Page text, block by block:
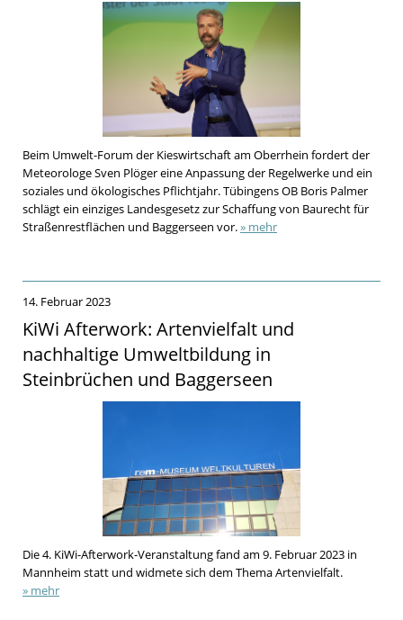
Beim Umwelt-Forum der Kieswirtschaft am Oberrhein fordert der
Meteorologe Sven Plöger eine Anpassung der Regelwerke und ein
soziales und ökologisches Pflichtjahr. Tübingens OB Boris Palmer
schlägt ein einziges Landesgesetz zur Schaffung von Baurecht für
Straßenrestflächen und Baggerseen vor.» mehr
14. Februar 2023
KiWi Afterwork: Artenvielfalt und
nachhaltige Umweltbildung in
Steinbrüchen und Baggerseen
Die 4. KiWi-Afterwork-Veranstaltung fand am 9. Februar 2023 in
Mannheim statt und widmete sich dem Thema Artenvielfalt.
» mehr